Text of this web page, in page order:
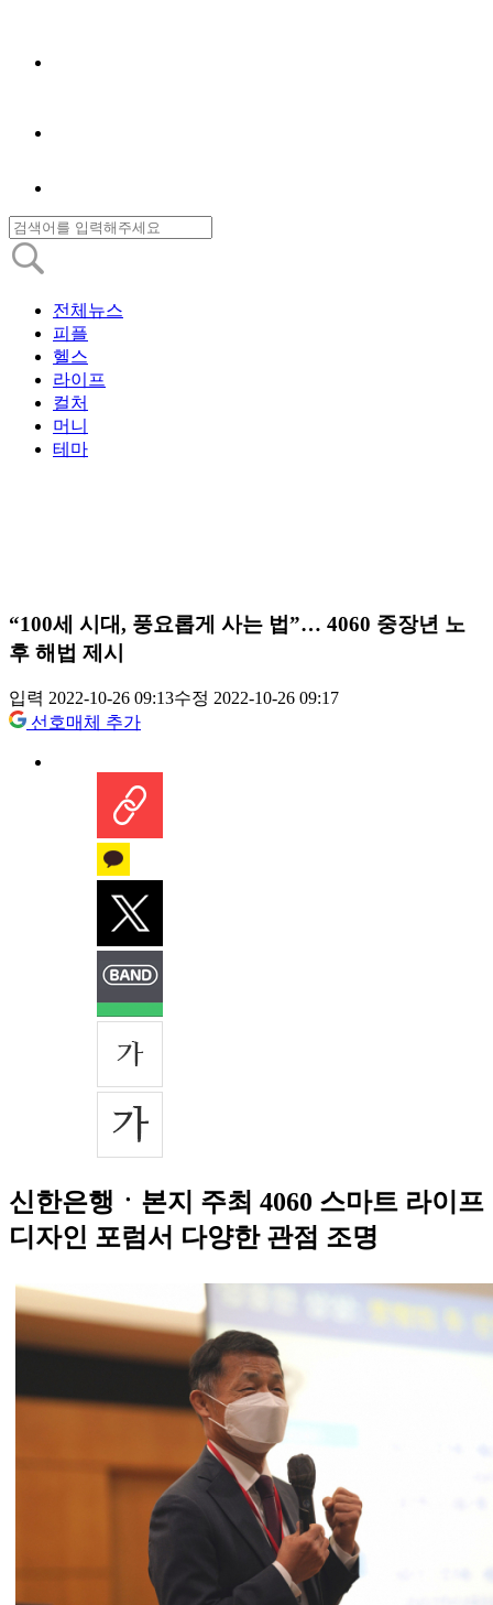
전체뉴스
피플
헬스
라이프
컬처
머니
테마
“100세 시대, 풍요롭게 사는 법”… 4060 중장년 노
후 해법 제시
입력 2022-10-26 09:13수정 2022-10-26 09:17
선호매체 추가
신한은행ㆍ본지 주최 4060 스마트 라이프
디자인 포럼서 다양한 관점 조명